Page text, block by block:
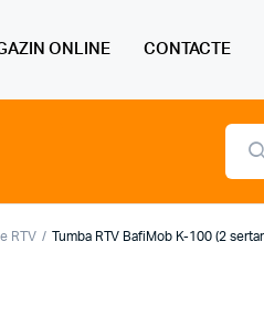
ONLINE CONTACTE
search
RTV Tumba RTV BafiMob K-100 (2